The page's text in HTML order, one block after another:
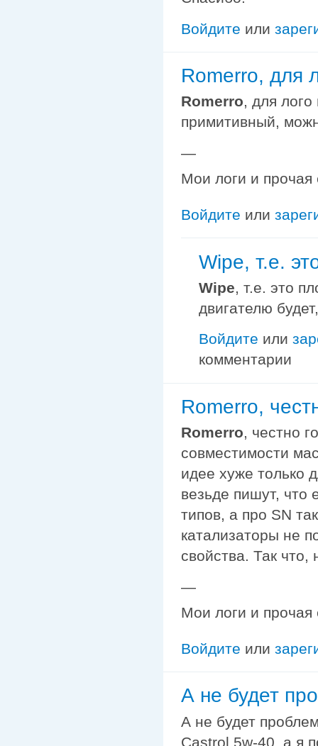
Войдите или
Romerro, для
Romerro, для
примитивный,
—
Мои логи и
Войдите или
Wipe, т.е.
Wipe, т.е. это
двигателю
Войдите или
комментарии
Romerro,
Romerro, честно
совместимости
идее хуже только
везьде пишут, что
типов, а про SN
катализаторы не
свойства. Так
—
Мои логи и
Войдите или
А не будет
А не будет
Castrol 5w-40, а я